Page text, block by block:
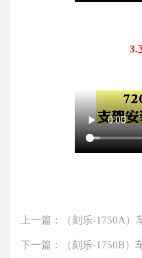
3.
上一篇：（刻乐-1750A
下一篇：（刻乐-1750B）